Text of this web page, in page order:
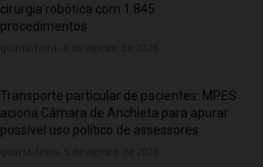
cirurgia robótica com 1.845
procedimentos
Transporte particular de pacientes: MPES
aciona Câmara de Anchieta para apurar
possível uso político de assessores